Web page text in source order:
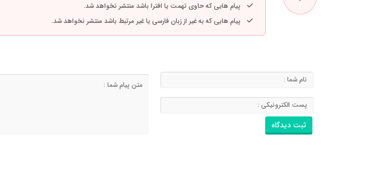
پیام هایی که حاوی تهمت یا افترا باشد منتشر نخواهد شد.
پیام هایی که به غیر از زبان فارسی یا غیر مرتبط باشد منتشر نخواهد شد.